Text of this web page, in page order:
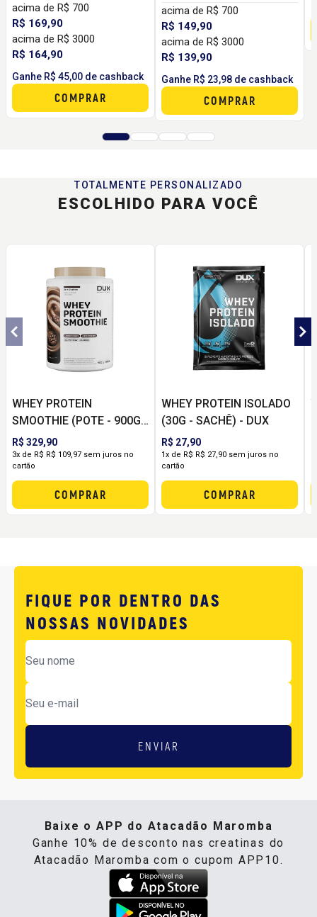
acima de R$ 700
R$ 169,90
acima de R$ 3000
R$ 164,90
Ganhe R$ 45,00 de cashback
COMPRAR
acima de R$ 700
R$ 149,90
acima de R$ 3000
R$ 139,90
Ganhe R$ 23,98 de cashback
COMPRAR
TOTALMENTE PERSONALIZADO
ESCOLHIDO PARA VOCÊ
WHEY PROTEIN
SMOOTHIE (POTE - 900G)
- DUX
R$ 329,90
3x de R$ R$ 109,97 sem juros no
cartão
COMPRAR
WHEY PROTEIN ISOLADO
(30G - SACHÊ) - DUX
R$ 27,90
1x de R$ R$ 27,90 sem juros no
cartão
COMPRAR
FIQUE POR DENTRO DAS
NOSSAS NOVIDADES
ENVIAR
Baixe o APP do Atacadão Maromba
Ganhe 10% de desconto nas creatinas do
Atacadão Maromba com o cupom APP10.